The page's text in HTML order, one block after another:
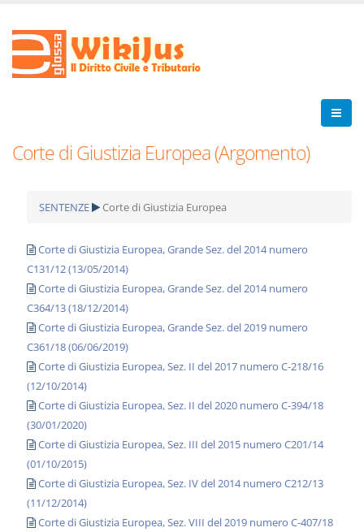
Corte di Giustizia Europea (Argomento)
SENTENZE Corte di Giustizia Europea
Corte di Giustizia Europea, Grande Sez. del 2014 numero
C131/12 (13/05/2014)
Corte di Giustizia Europea, Grande Sez. del 2014 numero
C364/13 (18/12/2014)
Corte di Giustizia Europea, Grande Sez. del 2019 numero
C361/18 (06/06/2019)
Corte di Giustizia Europea, Sez. II del 2017 numero C-218/16
(12/10/2014)
Corte di Giustizia Europea, Sez. II del 2020 numero C-394/18
(30/01/2020)
Corte di Giustizia Europea, Sez. III del 2015 numero C201/14
(01/10/2015)
Corte di Giustizia Europea, Sez. IV del 2014 numero C212/13
(11/12/2014)
Corte di Giustizia Europea, Sez. VIII del 2019 numero C-407/18